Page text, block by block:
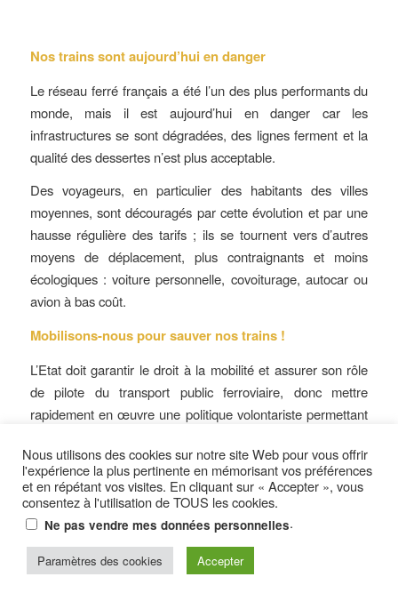
Nos trains sont aujourd’hui en danger
Le réseau ferré français a été l’un des plus performants du
monde, mais il est aujourd’hui en danger car les
infrastructures se sont dégradées, des lignes ferment et la
qualité des dessertes n’est plus acceptable.
Des voyageurs, en particulier des habitants des villes
moyennes, sont découragés par cette évolution et par une
hausse régulière des tarifs ; ils se tournent vers d’autres
moyens de déplacement, plus contraignants et moins
écologiques : voiture personnelle, covoiturage, autocar ou
avion à bas coût.
Mobilisons-nous pour sauver nos trains !
L’Etat doit garantir le droit à la mobilité et assurer son rôle
de pilote du transport public ferroviaire, donc mettre
rapidement en œuvre une politique volontariste permettant
Avec la FNAUT, signez cette pétition qui sera adressée au
Président de la République :
http://tinyurl.com/petition-fnaut
21 AOÛT 2015 / PARMICHEL
Nous utilisons des cookies sur notre site Web pour vous offrir
l'expérience la plus pertinente en mémorisant vos préférences
et en répétant vos visites. En cliquant sur « Accepter », vous
consentez à l'utilisation de TOUS les cookies.
Ne pas vendre mes données personnelles.
Paramètres des cookies Accepter